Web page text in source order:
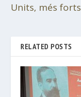
Units, més forts
RELATED POSTS